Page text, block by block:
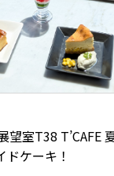
T’CAFE 夏の
ドケーキ！